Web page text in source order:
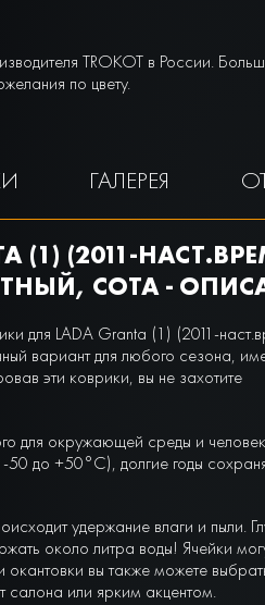
TROKOT в России.
по цвету.
ГАЛЕРЕЯ
(1) (2011-
СОТА -
для LADA Granta (1) (2011-
вариант для любого сезона,
эти коврики, вы не захотите
для окружающей среды и
до +50°С), долгие годы
удержание влаги и пыли.
около литра воды! Ячейки
вы также можете
салона или ярким акцентом.